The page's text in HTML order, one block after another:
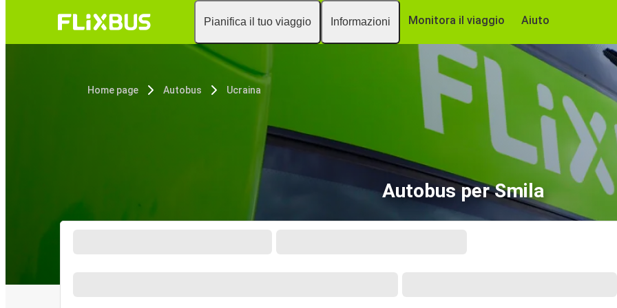
Pianifica il tuo viaggio Informazioni Monitora il viaggio Aiuto
Home page Autobus Ucraina
Autobus per Smila